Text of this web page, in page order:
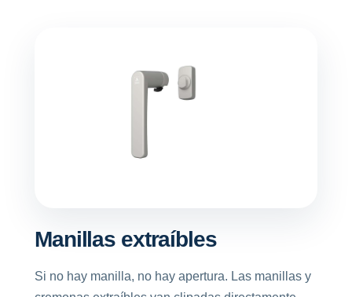
Manillas extraíbles
Si no hay manilla, no hay apertura. Las manillas y